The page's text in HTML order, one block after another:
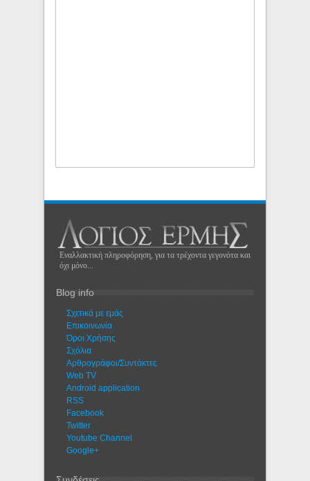
Εναλλακτική πληροφόρηση, για τα τρέχοντα γεγονότα και
όχι μόνο...
Blog info
Σχετικά με εμάς
Eπικοινωνία
Όροι Χρήσης
Σχόλια
Αρθρογράφοι/Συντάκτες
Web TV
Android application
RSS
Facebook
Twitter
Youtube Channel
Google+